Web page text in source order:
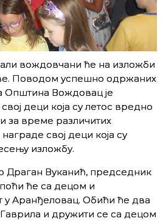
вождовчани ће на изложби
Поводом успешно одржаних
Општина Вождовац је
деци која су летос вредно
за време различитих
свој деци која су
изложбу.
Драган Вуканић, председник
ће са децом и
у Аранђеловац. Обићи ће два
и дружити се са децом